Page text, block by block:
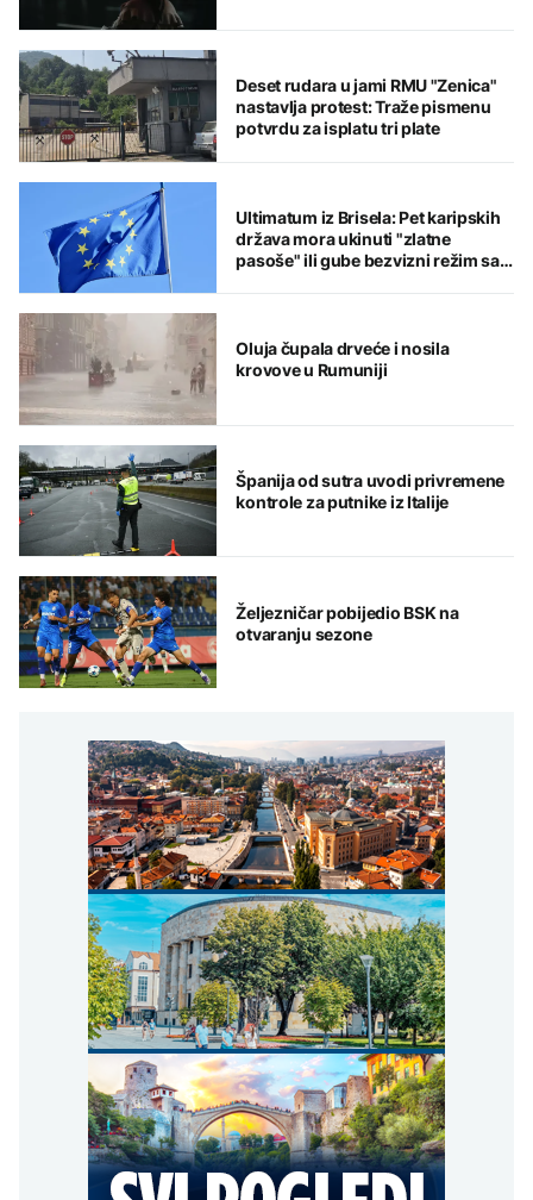
Deset rudara u jami RMU "Zenica"
nastavlja protest: Traže pismenu
potvrdu za isplatu tri plate
Ultimatum iz Brisela: Pet karipskih
država mora ukinuti "zlatne
pasoše" ili gube bezvizni režim sa
Oluja čupala drveće i nosila
krovove u Rumuniji
Španija od sutra uvodi privremene
kontrole za putnike iz Italije
Željezničar pobijedio BSK na
otvaranju sezone